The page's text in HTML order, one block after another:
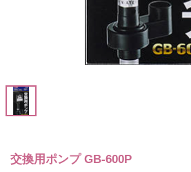
交換用ポンプ GB-600P